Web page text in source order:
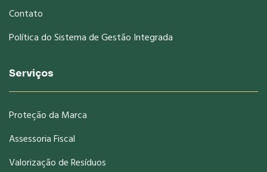
Contato
Política do Sistema de Gestão Integrada
Serviços
Proteção da Marca
Assessoria Fiscal
Valorização de Resíduos